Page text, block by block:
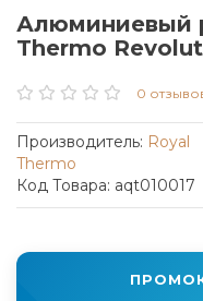
Алюминиевый
Thermo
0
Производитель: Royal
Thermo
Код Товара: aqt010017